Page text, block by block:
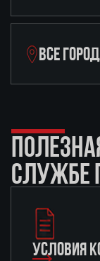
ВСЕ
СЛУЖБЕ
УСЛОВИЯ